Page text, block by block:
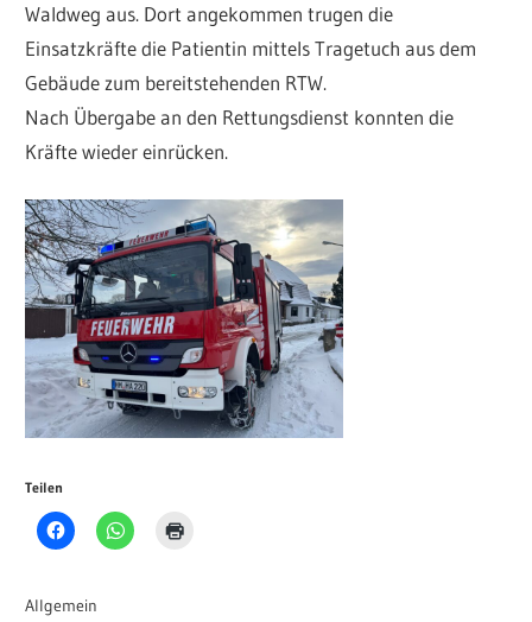
Waldweg aus. Dort angekommen trugen die
Einsatzkräfte die Patientin mittels Tragetuch aus dem
Gebäude zum bereitstehenden RTW.
Nach Übergabe an den Rettungsdienst konnten die
Kräfte wieder einrücken.
Teilen
Allgemein